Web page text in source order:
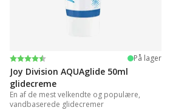
Vurdering:
4.2 ud af 5 stjerner På lager
Joy Division AQUAglide 50ml
glidecreme
En af de mest velkendte og populære,
vandbaserede glidecremer